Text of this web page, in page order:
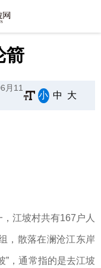
箭
月11
小 中 大
江坡村共有167户人
，散落在澜沧江东岸
”，通常指的是去江坡